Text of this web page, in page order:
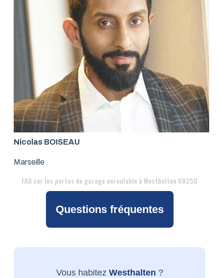
Nicolas BOISEAU
Marseille
FAQ sur les portes de garage enroulable à Westhalten 68250
Questions fréquentes
Vous habitez Westhalten ?